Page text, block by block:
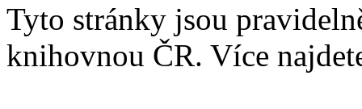
Tyto stránky jsou
knihovnou ČR. Více